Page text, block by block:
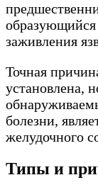
образующийся
заживления
Точная
установлена,
болезни,
желудочного
Типы и